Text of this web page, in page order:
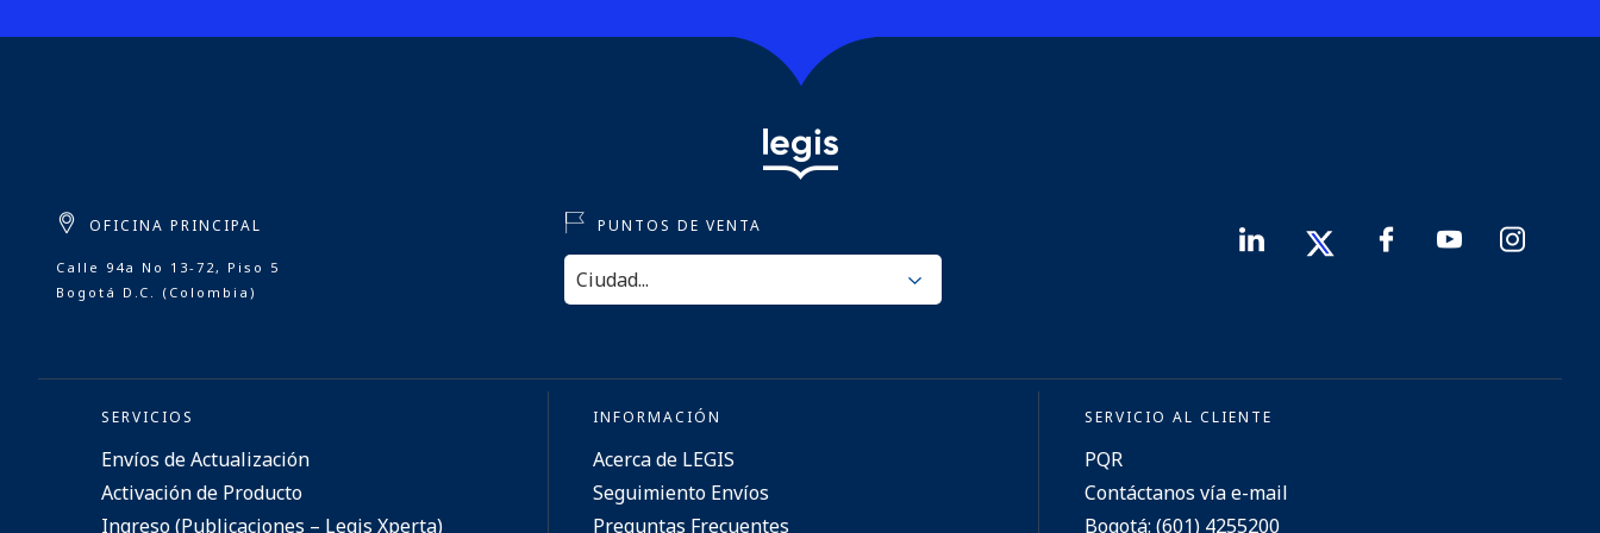
OFICINA PRINCIPAL
Calle 94a No 13-72, Piso 5
Bogotá D.C. (Colombia)
PUNTOS DE VENTA
SERVICIOS
Envíos de Actualización
Activación de Producto
Ingreso (Publicaciones – Legis Xperta)
INFORMACIÓN
Acerca de LEGIS
Seguimiento Envíos
Preguntas Frecuentes
SERVICIO AL CLIENTE
PQR
Contáctanos vía e-mail
Bogotá: (601) 4255200